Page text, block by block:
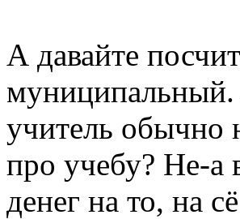
А давайте
муниципальный.
учитель обычно
про учебу? Не-а
денег на то, на